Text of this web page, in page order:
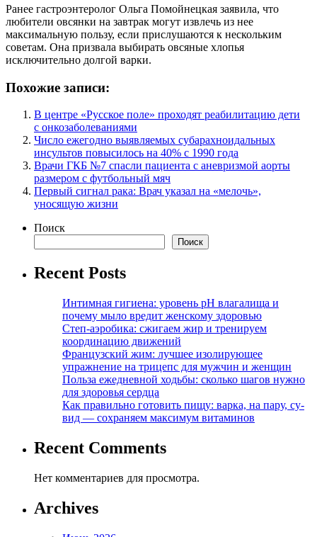
Ранее гастроэнтеролог Ольга Помойнецкая заявила, что
любители овсянки на завтрак могут извлечь из нее
максимальную пользу, если прислушаются к нескольким
советам. Она призвала выбирать овсяные хлопья
исключительно долгой варки.
Похожие записи:
В центре «Русское поле» проходят реабилитацию дети
с онкозаболеваниями
Число ежегодно выявляемых субарахноидальных
инсультов повысилось на 40% с 1990 года
Врачи ГКБ №7 спасли пациента с аневризмой аорты
размером с футбольный мяч
Первый сигнал рака: Врач указал на «мелочь»,
уносящую жизни
Поиск
Поиск
Recent Posts
Интимная гигиена: уровень pH влагалища и
почему мыло вредит женскому здоровью
Степ-аэробика: сжигаем жир и тренируем
координацию движений
Французский жим: лучшее изолирующее
упражнение на трицепс для мужчин и женщин
Польза ежедневной ходьбы: сколько шагов нужно
для здоровья сердца
Как правильно готовить пищу: варка, на пару, су-
вид — сохраняем максимум витаминов
Recent Comments
Нет комментариев для просмотра.
Archives